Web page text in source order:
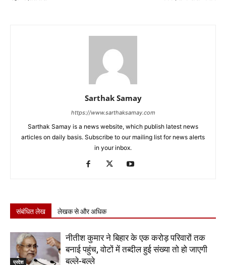
Sarthak Samay
https://www.sarthaksamay.com
Sarthak Samay is a news website, which publish latest news
articles on daily basis. Subscribe to our mailing list for news alerts
in your inbox.
संबंधित लेख लेखक से और अधिक
प्रदेश
नीतीश कुमार ने बिहार के एक करोड़ परिवारों तक
बनाई पहुंच, वोटों में तब्दील हुई संख्या तो हो जाएगी
बल्ले-बल्ले